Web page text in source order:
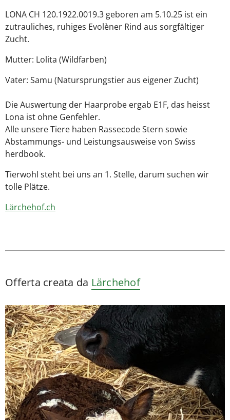
LONA CH 120.1922.0019.3 geboren am 5.10.25 ist ein
zutrauliches, ruhiges Evolèner Rind aus sorgfältiger
Zucht.
Mutter: Lolita (Wildfarben)
Vater: Samu (Natursprungstier aus eigener Zucht)
Die Auswertung der Haarprobe ergab E1F, das heisst
Lona ist ohne Genfehler.
Alle unsere Tiere haben Rassecode Stern sowie
Abstammungs- und Leistungsausweise von Swiss
herdbook.
Tierwohl steht bei uns an 1. Stelle, darum suchen wir
tolle Plätze.
Lärchehof.ch
Offerta creata da Lärchehof